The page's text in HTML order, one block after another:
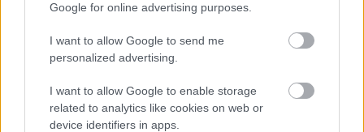
Google for online advertising purposes.
I want to allow Google to send me
personalized advertising.
I want to allow Google to enable storage
related to analytics like cookies on web or
device identifiers in apps.
Törökszentmiklóson is
találkozhattunk az
érdekes „rakománnyal”
kisteherautóval, de a
Tószegi úton is